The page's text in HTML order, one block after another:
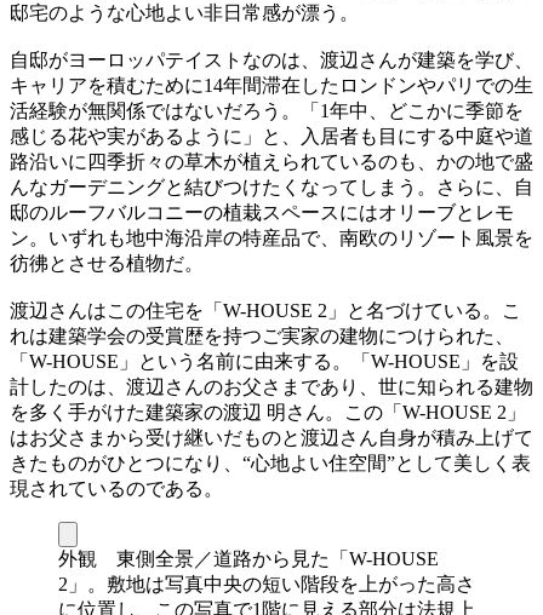
邸宅のような心地よい非日常感が漂う。
自邸がヨーロッパテイストなのは、渡辺さんが建築を学び、
キャリアを積むために14年間滞在したロンドンやパリでの生
活経験が無関係ではないだろう。「1年中、どこかに季節を
感じる花や実があるように」と、入居者も目にする中庭や道
路沿いに四季折々の草木が植えられているのも、かの地で盛
んなガーデニングと結びつけたくなってしまう。さらに、自
邸のルーフバルコニーの植栽スペースにはオリーブとレモ
ン。いずれも地中海沿岸の特産品で、南欧のリゾート風景を
彷彿とさせる植物だ。
渡辺さんはこの住宅を「W-HOUSE 2」と名づけている。こ
れは建築学会の受賞歴を持つご実家の建物につけられた、
「W-HOUSE」という名前に由来する。「W-HOUSE」を設
計したのは、渡辺さんのお父さまであり、世に知られる建物
を多く手がけた建築家の渡辺 明さん。この「W-HOUSE 2」
はお父さまから受け継いだものと渡辺さん自身が積み上げて
きたものがひとつになり、“心地よい住空間”として美しく表
現されているのである。
外観 東側全景／道路から見た「W-HOUSE
2」。敷地は写真中央の短い階段を上がった高さ
に位置し、この写真で1階に見える部分は法規上